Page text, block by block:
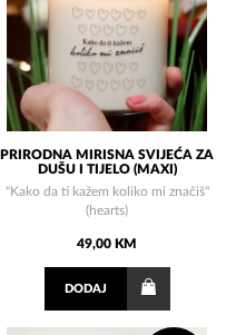
PRIRODNA MIRISNA SVIJEĆA ZA
DUŠU I TIJELO (MAXI)
"Kako da ti kažem koliko mi značiš"
(hearts)
49,00 KM
DODAJ